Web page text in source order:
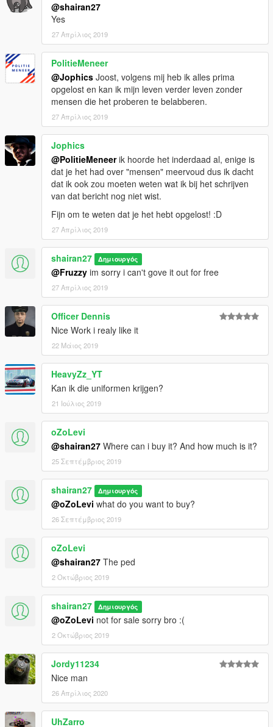
@shairan27
Yes
27 Απρίλιος 2019
PolitieMeneer
@Jophics Joost, volgens mij heb ik alles prima
opgelost en kan ik mijn leven verder leven zonder
mensen die het proberen te belabberen.
27 Απρίλιος 2019
Jophics
@PolitieMeneerik hoorde het inderdaad al, enige is
dat je het had over "mensen" meervoud dus ik dacht
dat ik ook zou moeten weten wat ik bij het schrijven
van dat bericht nog niet wist.
Fijn om te weten dat je het hebt opgelost! :D
27 Απρίλιος 2019
shairan27 Δημιουργός
@Fruzzy im sorry i can't gove it out for free
27 Απρίλιος 2019
Officer Dennis
Nice Work i realy like it
22 Μάιος 2019
HeavyZz_YT
Kan ik die uniformen krijgen?
21 Ιούλιος 2019
oZoLevi
@shairan27 Where can i buy it? And how much is it?
25 Σεπτέμβριος 2019
shairan27 Δημιουργός
@oZoLevi what do you want to buy?
26 Σεπτέμβριος 2019
oZoLevi
@shairan27 The ped
2 Οκτώβριος 2019
shairan27 Δημιουργός
@oZoLevi not for sale sorry bro :(
2 Οκτώβριος 2019
Jordy11234
Nice man
26 Απρίλιος 2020
UhZarro